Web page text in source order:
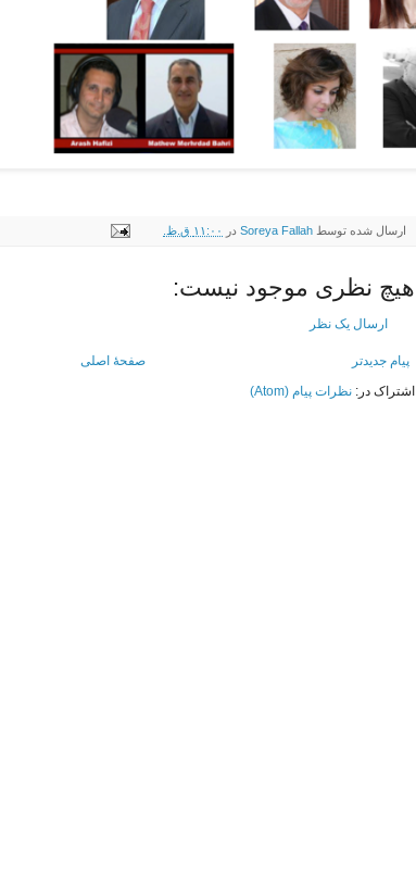
ارسال شده توسط Soreya Fallah در ۱۱:۰۰ ق.ظ.
هیچ نظری موجود نیست:
ارسال یک نظر
پیام جدیدتر
صفحهٔ اصلی
اشتراک در: نظرات پیام (Atom)